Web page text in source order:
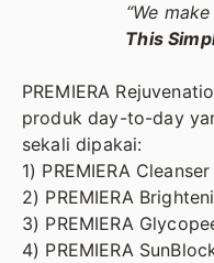
“We
This
PREMIERA
produk day-to-day
sekali dipakai:
1) PREMIERA
2) PREMIERA
3) PREMIERA
4) PREMIERA